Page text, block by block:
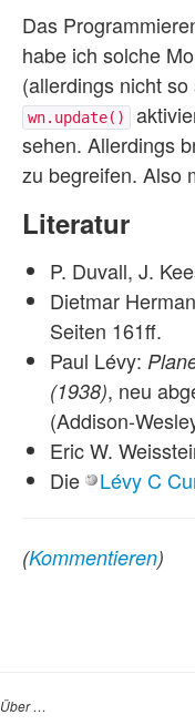
Das
habe ich solche
(allerdings nicht
wn.update()
sehen. Allerdings
zu begreifen. Also
Literatur
P. Duvall, J.
Dietmar
Seiten 161ff.
Paul Lévy:
(1938), neu
(Addison-
Eric W.
Die
Lévy C
(Kommentieren)
Über …